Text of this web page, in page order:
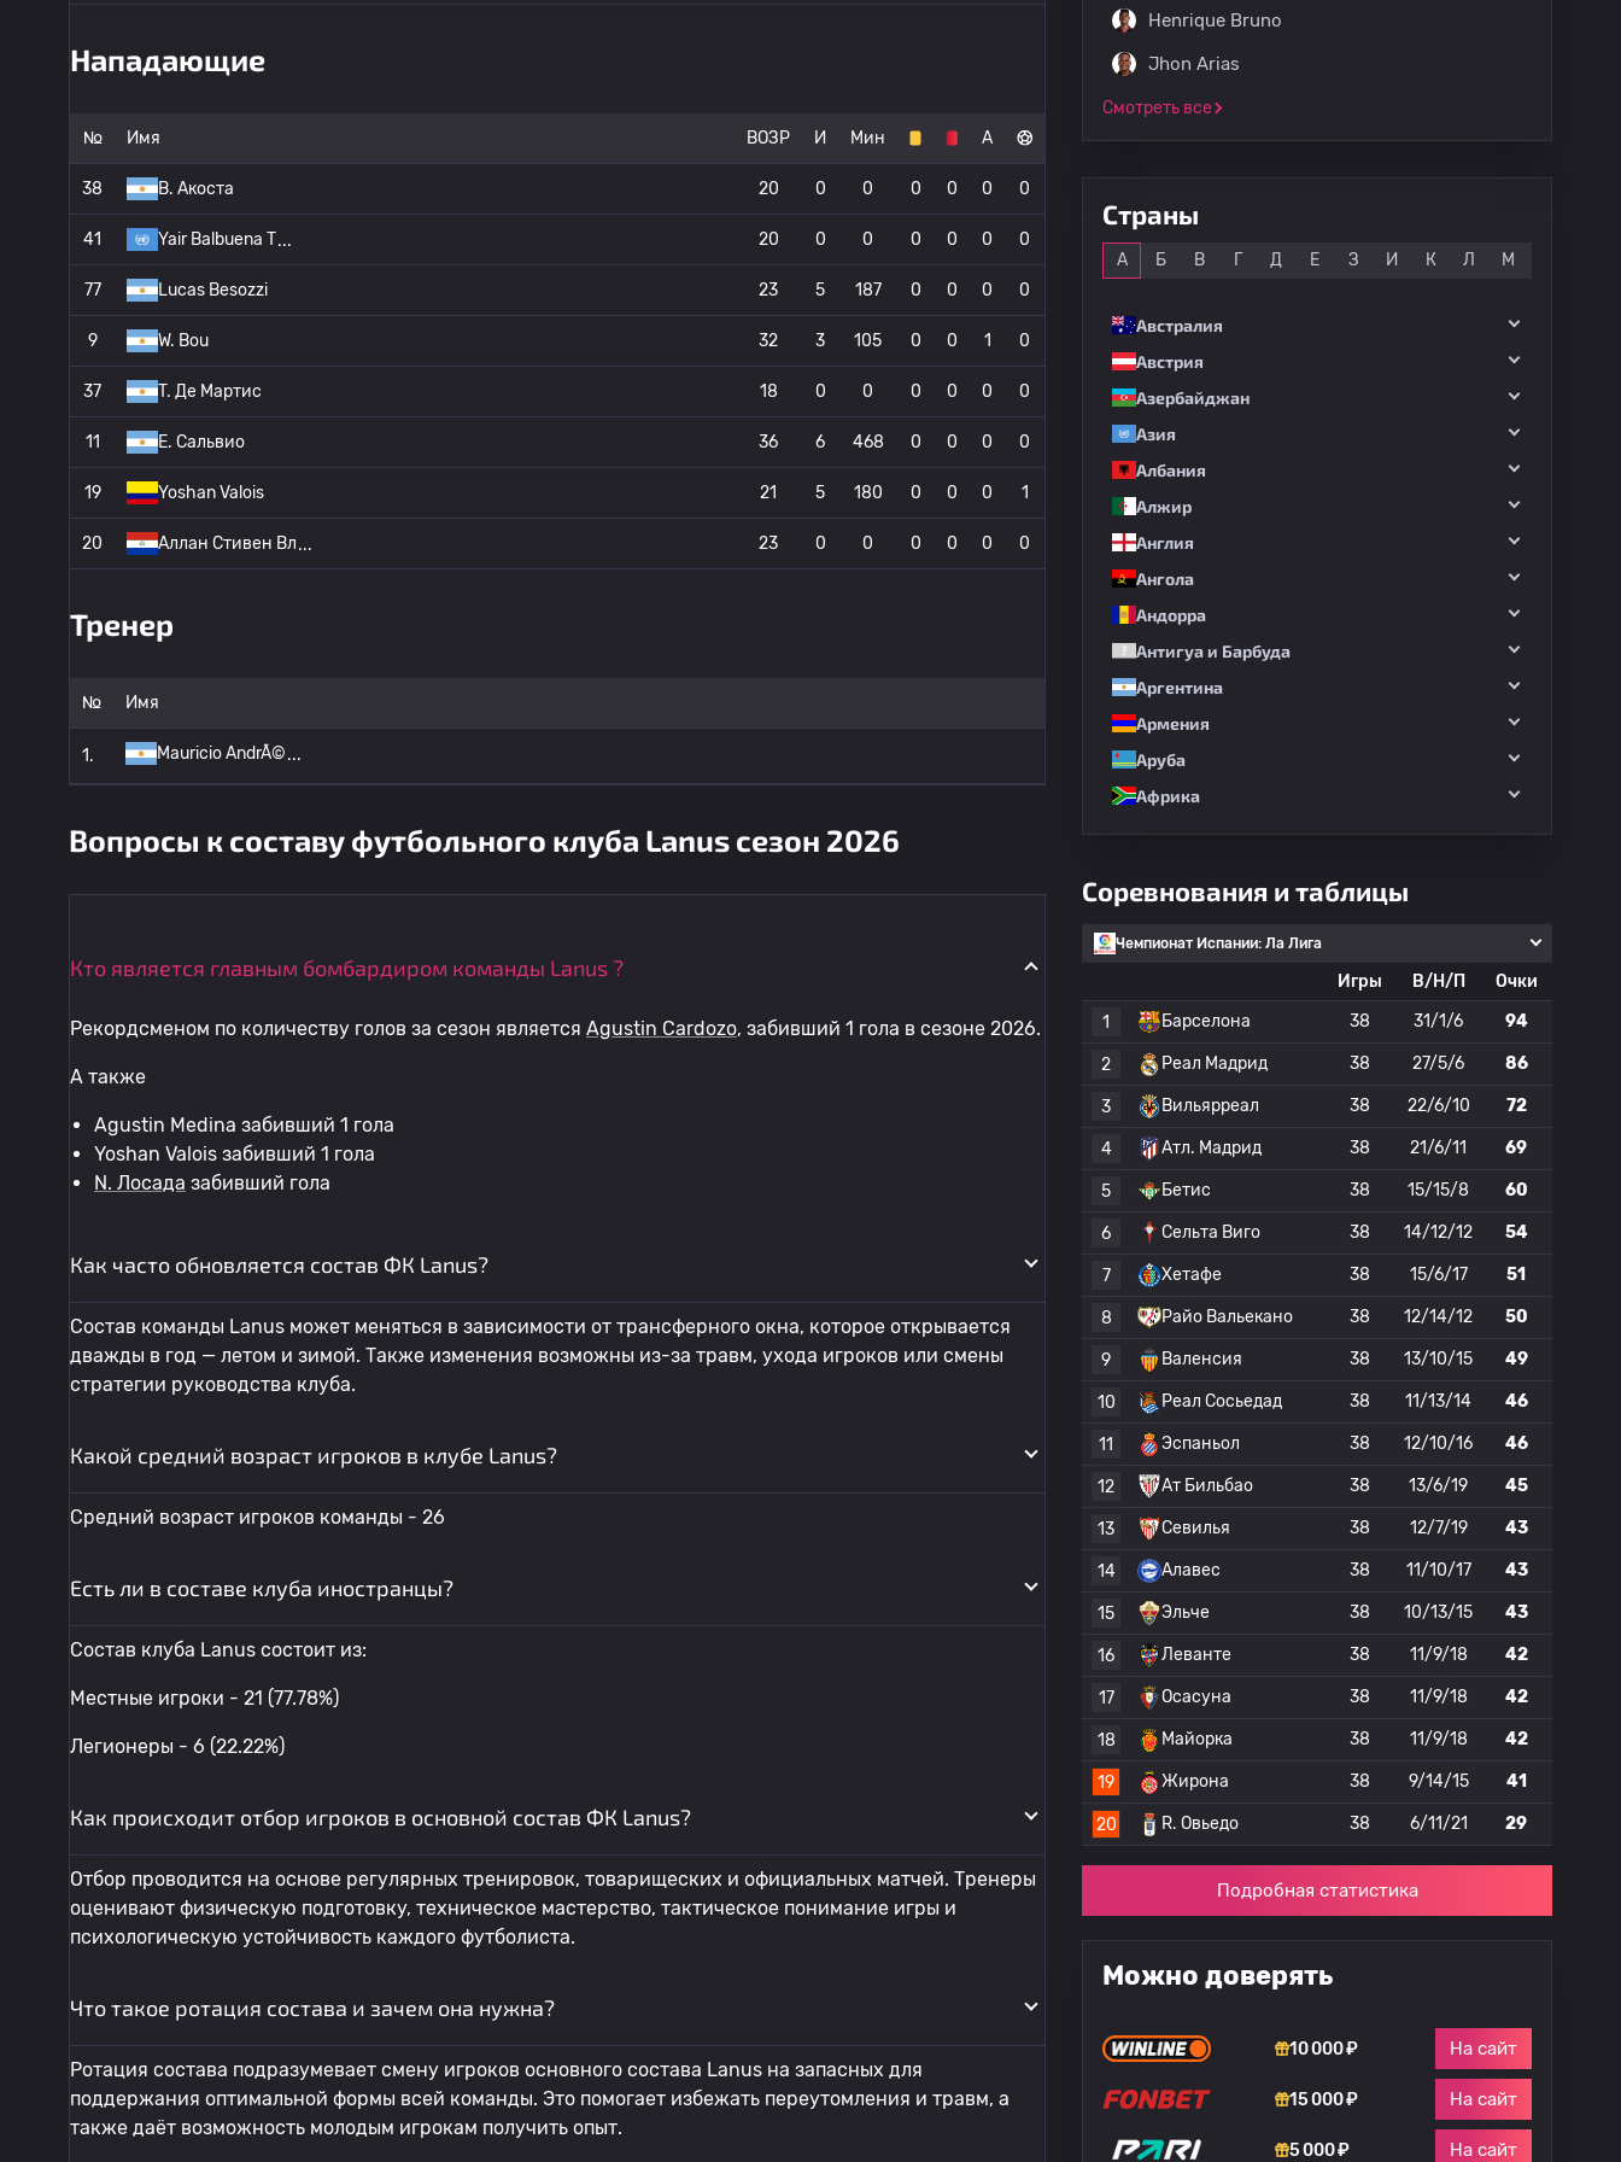
Нападающие
№ Имя ВОЗР И Мин А
38 B. Акоста 20 0 0 0 0 0 0
41 Yair Balbuena T 20 0 0 0 0 0 0
77 Lucas Besozzi 23 5 187 0 0 0 0
9 W. Bou 32 3 105 0 0 1 0
37 T. Де Мартис 18 0 0 0 0 0 0
11 E. Сальвио 36 6 468 0 0 0 0
19 Yoshan Valois 21 5 180 0 0 0 1
20 Аллан Стивен Вл 23 0 0 0 0 0 0
Тренер
№ Имя
1. Mauricio AndrÃ©
Вопросы к составу футбольного клуба Lanus сезон 2026
Кто является главным бомбардиром команды Lanus ?
Рекордсменом по количеству голов за сезон является Agustin Cardozo, забивший 1 гола в сезоне 2026.
А также
Agustin Medina забивший 1 гола
Yoshan Valois забивший 1 гола
N. Лосада забивший гола
Как часто обновляется состав ФК Lanus?
Состав команды Lanus может меняться в зависимости от трансферного окна, которое открывается
дважды в год — летом и зимой. Также изменения возможны из-за травм, ухода игроков или смены
стратегии руководства клуба.
Какой средний возраст игроков в клубе Lanus?
Средний возраст игроков команды - 26
Есть ли в составе клуба иностранцы?
Состав клуба Lanus состоит из:
Местные игроки - 21 (77.78%)
Легионеры - 6 (22.22%)
Как происходит отбор игроков в основной состав ФК Lanus?
Отбор проводится на основе регулярных тренировок, товарищеских и официальных матчей. Тренеры
оценивают физическую подготовку, техническое мастерство, тактическое понимание игры и
психологическую устойчивость каждого футболиста.
Что такое ротация состава и зачем она нужна?
Ротация состава подразумевает смену игроков основного состава Lanus на запасных для
поддержания оптимальной формы всей команды. Это помогает избежать переутомления и травм, а
также даёт возможность молодым игрокам получить опыт.
Henrique Bruno
Jhon Arias
Смотреть все
Страны
А Б В Г Д Е З И К Л М
Австралия
Австрия
Азербайджан
Азия
Албания
Алжир
Англия
Ангола
Андорра
Антигуа и Барбуда
Аргентина
Армения
Аруба
Африка
Соревнования и таблицы
Чемпионат Испании: Ла Лига
Игры В/Н/П
Очки
1
Барселона 38 31/1/6 94
2 Реал Мадрид 38 27/5/6 86
3 Вильярреал 38 22/6/10 72
4 Атл. Мадрид 38 21/6/11 69
5 Бетис 38 15/15/8 60
6 Сельта Виго 38 14/12/12 54
7 Хетафе 38 15/6/17 51
8 Райо Вальекано 38 12/14/12 50
9 Валенсия 38 13/10/15 49
10 Реал Сосьедад 38 11/13/14 46
11 Эспаньол 38 12/10/16 46
12 Ат Бильбао 38 13/6/19 45
13 Севилья 38 12/7/19 43
14 Алавес 38 11/10/17 43
15 Эльче 38 10/13/15 43
16 Леванте 38 11/9/18 42
17 Осасуна 38 11/9/18 42
18 Майорка 38 11/9/18 42
19 Жирона 38 9/14/15 41
20 R. Овьедо 38 6/11/21 29
Подробная статистика
Можно доверять
10 000 ₽ На сайт
15 000 ₽ На сайт
5 000 ₽ На сайт